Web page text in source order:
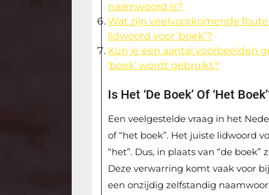
naamwoord is?
Wat zijn veelvoorkomende
lidwoord voor ‘boek’?
Kun je een aantal voorbeelden
‘boek’ wordt gebruikt?
Is Het ‘de Boek’ Of ‘het
Een veelgestelde vraag in het
of “het boek”. Het juiste lidwoord
“het”. Dus, in plaats van “de
Deze verwarring komt vaak voor
een onzijdig zelfstandig